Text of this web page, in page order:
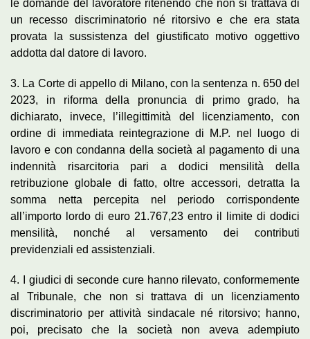
le domande del lavoratore ritenendo che non si trattava di
un recesso discriminatorio né ritorsivo e che era stata
provata la sussistenza del giustificato motivo oggettivo
addotta dal datore di lavoro.
3. La Corte di appello di Milano, con la sentenza n. 650 del
2023, in riforma della pronuncia di primo grado, ha
dichiarato, invece, l’illegittimità del licenziamento, con
ordine di immediata reintegrazione di M.P. nel luogo di
lavoro e con condanna della società al pagamento di una
indennità risarcitoria pari a dodici mensilità della
retribuzione globale di fatto, oltre accessori, detratta la
somma netta percepita nel periodo corrispondente
all’importo lordo di euro 21.767,23 entro il limite di dodici
mensilità, nonché al versamento dei contributi
previdenziali ed assistenziali.
4. I giudici di seconde cure hanno rilevato, conformemente
al Tribunale, che non si trattava di un licenziamento
discriminatorio per attività sindacale né ritorsivo; hanno,
poi, precisato che la società non aveva adempiuto